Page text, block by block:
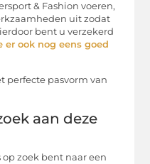
& Fashion voeren,
uit zodat
bent u verzekerd
ook nog eens goed
aan deze
zoek bent naar een